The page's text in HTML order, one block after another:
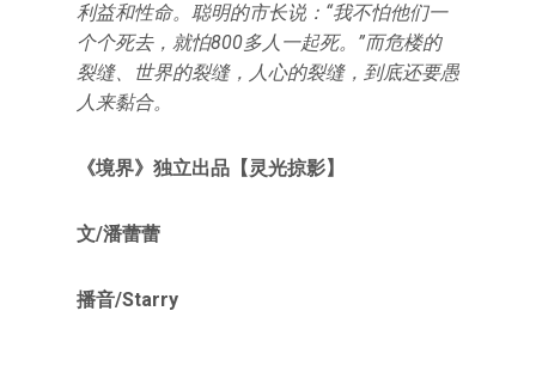
利益和性命。聪明的市长说：“我不怕他们一
个个死去，就怕800多人一起死。”而危楼的
裂缝、世界的裂缝，人心的裂缝，到底还要愚
人来黏合。
《境界》独立出品【灵光掠影】
文/潘蕾蕾
播音/Starry